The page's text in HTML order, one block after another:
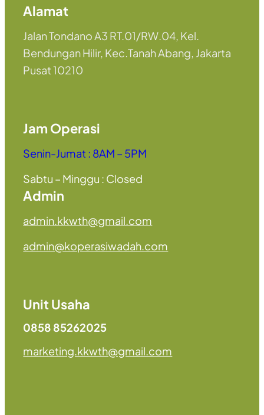
Alamat
Jalan Tondano A3 RT.01/RW.04, Kel.
Bendungan Hilir, Kec.Tanah Abang, Jakarta
Pusat 10210
Jam Operasi
Senin-Jumat : 8AM – 5PM
Sabtu – Minggu : Closed
Admin
admin.kkwth@gmail.com
admin@koperasiwadah.com
Unit Usaha
0858 85262025
marketing.kkwth@gmail.com